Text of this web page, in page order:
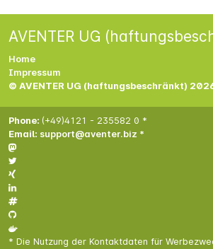
AVENTER UG
Home
Impressum
© AVENTER UG (haftungsbeschränkt)
Phone: (+49)4121 - 235582 0 *
Email: support@aventer.biz *
* Die Nutzung der Kontaktdaten für